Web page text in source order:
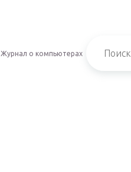
Журнал о компьютерах